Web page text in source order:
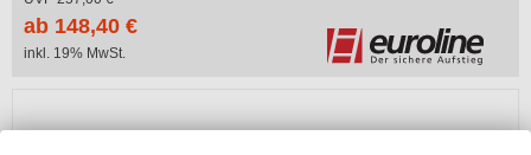
ab 148,40 €
inkl. 19% MwSt.